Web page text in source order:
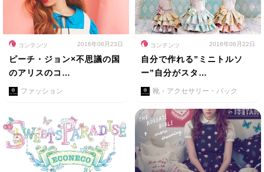
コンテンツ 2016年06月23日
ピーチ・ジョン×不思議の国
のアリスのコ…
ファッション
コンテンツ 2016年06月22日
自分で作れる”ミニトルソ
ー”自分がスタ…
靴・アクセサリー・バック